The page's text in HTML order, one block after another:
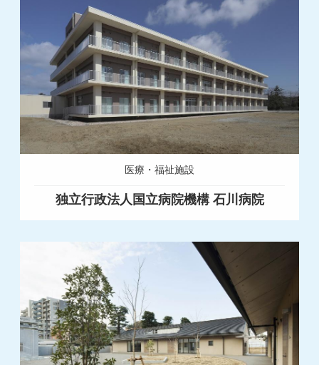
医療・福祉施設
独立行政法人国立病院機構 石川病院